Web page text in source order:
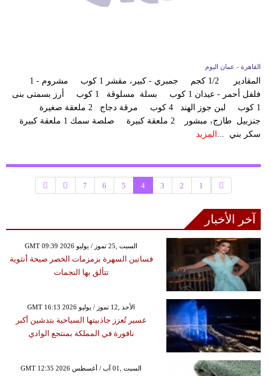
القاهرة - عمان اليوم
فلفل أحمر - عيدان 1 كوب بسلة مسلوقة 1 كوب أرز بسمتى بنى
1 كوب لبن جوز الهند 4 كوب مرقة دجاج 2 ملعقة صغيرة
جنزبيل طازج، مبشور 2 ملعقة كبيرة صلصة سمك 1 ملعقة كبيرة
سكر بني ... المزيد
1
2
3
4
5
6
7
آخر الأخبار
GMT 09:39 2026 السبت ,25 تموز / يوليو
فساتين السهرة بزمزمات الخصر صيحة أنثوية
تتألق بها النجمات
GMT 16:13 2026 الأحد ,12 تموز / يوليو
عسير تُعزز جاذبيتها السياحية بتدشين أكبر
نافورة في المملكة بمنتجع الوادي
GMT 12:35 2026 السبت ,01 آب / أغسطس